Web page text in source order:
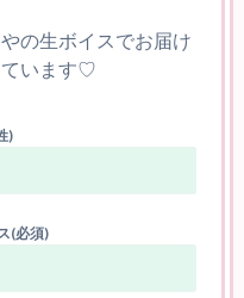
の生ボイスでお届け
ています♡
)
(必須)